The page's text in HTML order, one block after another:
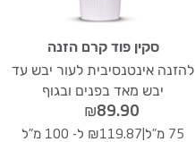
סקין פוד קרם הזנה
להזנה אינטנסיבית לעור יבש עד
יבש מאד בפנים ובגוף
₪89.90
75 מ"ל ₪119.87 ל- 100 מ"ל